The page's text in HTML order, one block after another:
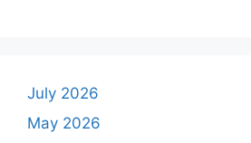
July 2026
May 2026